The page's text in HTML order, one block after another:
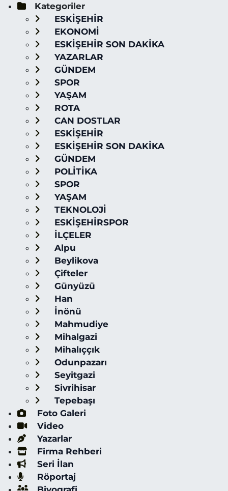
Kategoriler
ESKİŞEHİR
EKONOMİ
ESKİŞEHİR SON DAKİKA
YAZARLAR
GÜNDEM
SPOR
YAŞAM
ROTA
CAN DOSTLAR
ESKİŞEHİR
ESKİŞEHİR SON DAKİKA
GÜNDEM
POLİTİKA
SPOR
YAŞAM
TEKNOLOJİ
ESKİŞEHİRSPOR
İLÇELER
Alpu
Beylikova
Çifteler
Günyüzü
Han
İnönü
Mahmudiye
Mihalgazi
Mihalıççık
Odunpazarı
Seyitgazi
Sivrihisar
Tepebaşı
Foto Galeri
Video
Yazarlar
Firma Rehberi
Seri İlan
Röportaj